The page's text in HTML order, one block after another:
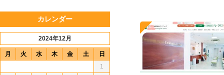
カレンダー
2024年12月
月 火 水 木 金 土 日
1